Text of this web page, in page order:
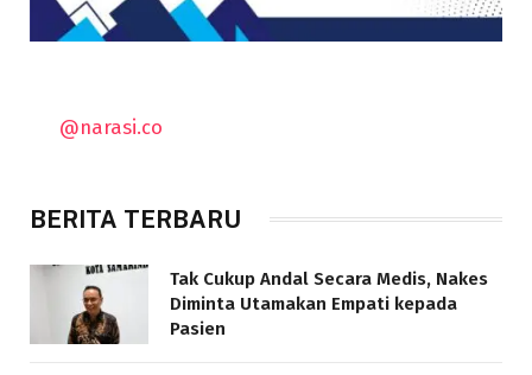
@narasi.co
BERITA TERBARU
Tak Cukup Andal Secara Medis, Nakes
Diminta Utamakan Empati kepada
Pasien